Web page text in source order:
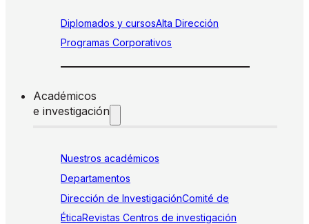
Diplomados y cursosAlta Dirección
Programas Corporativos
Académicos
e investigación
Nuestros académicos
Departamentos
Dirección de InvestigaciónComité de
ÉticaRevistas Centros de investigación